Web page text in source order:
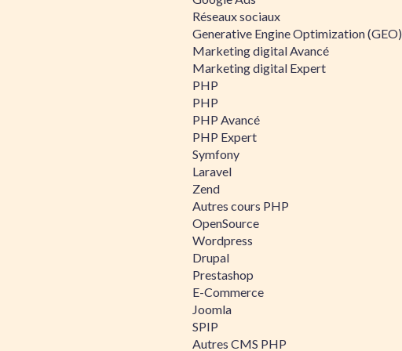
Réseaux sociaux
Generative Engine Optimization (GEO)
Marketing digital Avancé
Marketing digital Expert
PHP
PHP
PHP Avancé
PHP Expert
Symfony
Laravel
Zend
Autres cours PHP
OpenSource
Wordpress
Drupal
Prestashop
E-Commerce
Joomla
SPIP
Autres CMS PHP